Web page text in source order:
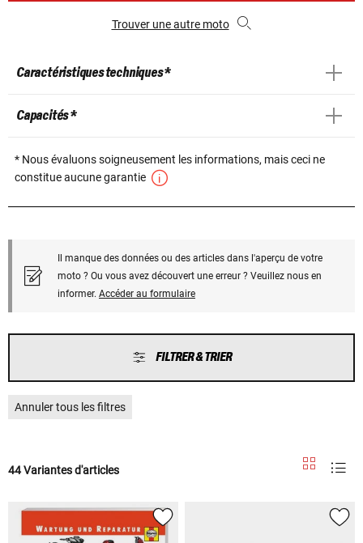
Trouver une autre moto
Caractéristiques techniques *
Capacités *
* Nous évaluons soigneusement les informations, mais ceci ne
constitue aucune garantie
Il manque des données ou des articles dans l'aperçu de votre
moto ? Ou vous avez découvert une erreur ? Veuillez nous en
informer. Accéder au formulaire
FILTRER & TRIER
Annuler tous les filtres
44 Variantes d'articles